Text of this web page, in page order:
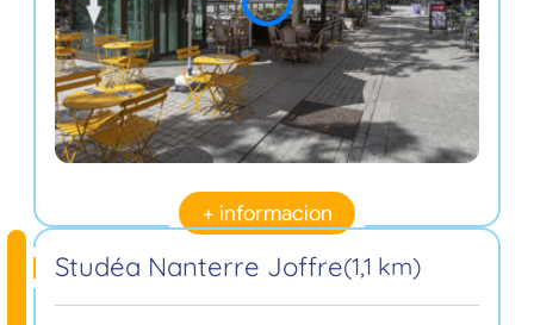
+ informacion
Studéa Nanterre Joffre(1,1 km)